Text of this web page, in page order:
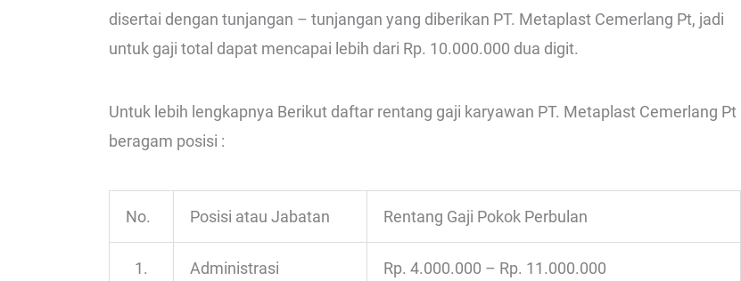
disertai dengan tunjangan – tunjangan yang diberikan PT. Metaplast Cemerlang Pt, jadi
untuk gaji total dapat mencapai lebih dari Rp. 10.000.000 dua digit.
Untuk lebih lengkapnya Berikut daftar rentang gaji karyawan PT. Metaplast Cemerlang Pt
beragam posisi :
No. Posisi atau Jabatan Rentang Gaji Pokok Perbulan
1. Administrasi Rp. 4.000.000 – Rp. 11.000.000